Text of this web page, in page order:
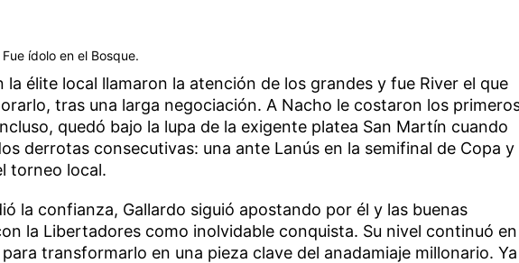
ídolo en el Bosque.
la élite local llamaron la atención de los grandes y fue River el que
tras una larga negociación. A Nacho le costaron los
quedó bajo la lupa de la exigente platea San Martín cuando
derrotas consecutivas: una ante Lanús en la semifinal de Copa y
torneo local.
la confianza, Gallardo siguió apostando por él y las buenas
la Libertadores como inolvidable conquista. Su nivel continuó en
transformarlo en una pieza clave del anadamiaje millonario. Ya